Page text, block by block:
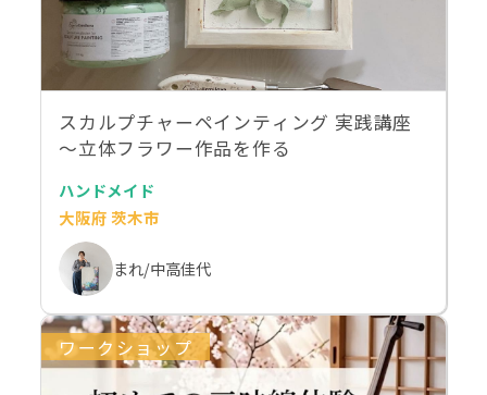
スカルプチャーペインティング 実践講座
〜立体フラワー作品を作る
ハンドメイド
大阪府 茨木市
まれ/中高佳代
ワークショップ